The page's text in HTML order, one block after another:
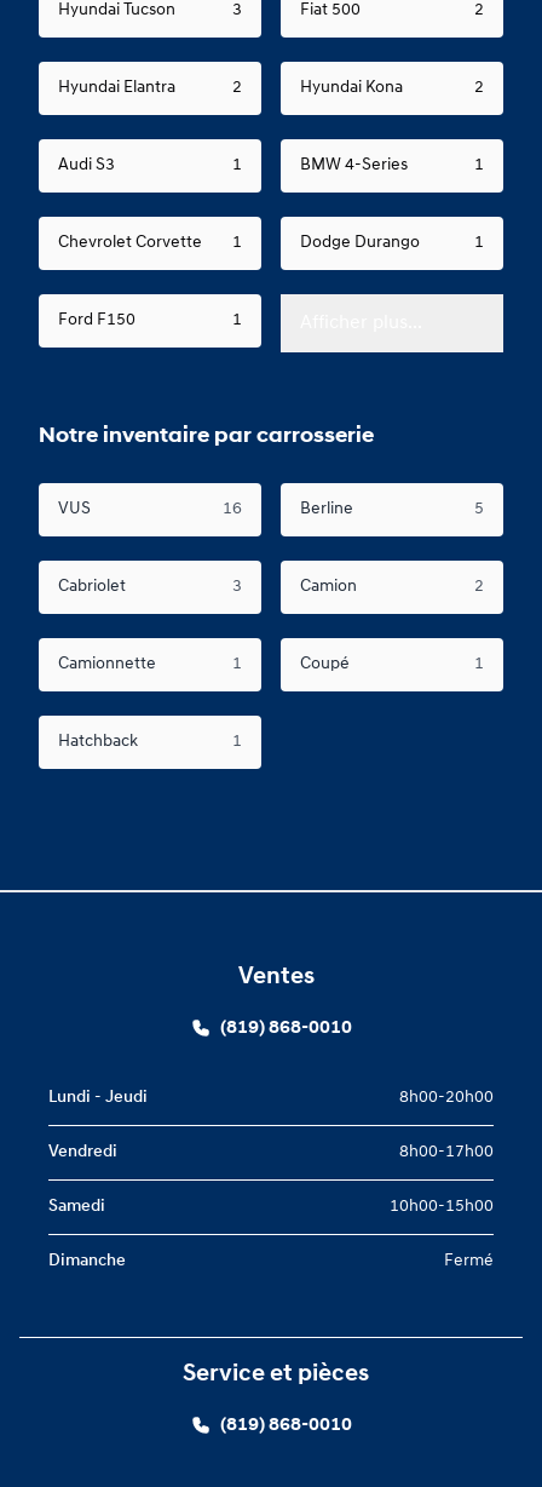
Hyundai Tucson 3 Fiat 500 2
Hyundai Elantra 2 Hyundai Kona 2
Audi S3 1 BMW 4-Series 1
Chevrolet Corvette 1 Dodge Durango 1
Ford F150 1
Notre inventaire par carrosserie
VUS 16 Berline 5
Cabriolet 3 Camion 2
Camionnette 1 Coupé 1
Hatchback 1
Ventes
(819) 868-0010
Lundi - Jeudi 8h00-20h00
Vendredi 8h00-17h00
Samedi 10h00-15h00
Dimanche Fermé
Service et pièces
(819) 868-0010